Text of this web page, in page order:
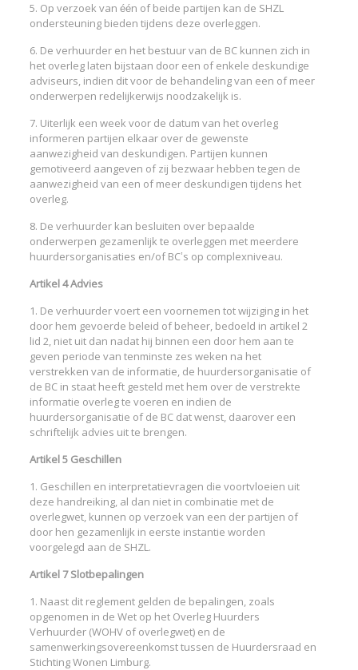
5. Op verzoek van één of beide partijen kan de SHZL
ondersteuning bieden tijdens deze overleggen.
6. De verhuurder en het bestuur van de BC kunnen zich in
het overleg laten bijstaan door een of enkele deskundige
adviseurs, indien dit voor de behandeling van een of meer
onderwerpen redelijkerwijs noodzakelijk is.
7. Uiterlijk een week voor de datum van het overleg
informeren partijen elkaar over de gewenste
aanwezigheid van deskundigen. Partijen kunnen
gemotiveerd aangeven of zij bezwaar hebben tegen de
aanwezigheid van een of meer deskundigen tijdens het
overleg.
8. De verhuurder kan besluiten over bepaalde
onderwerpen gezamenlijk te overleggen met meerdere
huurdersorganisaties en/of BC’s op complexniveau.
Artikel 4 Advies
1. De verhuurder voert een voornemen tot wijziging in het
door hem gevoerde beleid of beheer, bedoeld in artikel 2
lid 2, niet uit dan nadat hij binnen een door hem aan te
geven periode van tenminste zes weken na het
verstrekken van de informatie, de huurdersorganisatie of
de BC in staat heeft gesteld met hem over de verstrekte
informatie overleg te voeren en indien de
huurdersorganisatie of de BC dat wenst, daarover een
schriftelijk advies uit te brengen.
Artikel 5 Geschillen
1. Geschillen en interpretatievragen die voortvloeien uit
deze handreiking, al dan niet in combinatie met de
overlegwet, kunnen op verzoek van een der partijen of
door hen gezamenlijk in eerste instantie worden
voorgelegd aan de SHZL.
Artikel 7 Slotbepalingen
1. Naast dit reglement gelden de bepalingen, zoals
opgenomen in de Wet op het Overleg Huurders
Verhuurder (WOHV of overlegwet) en de
samenwerkingsovereenkomst tussen de Huurdersraad en
Stichting Wonen Limburg.